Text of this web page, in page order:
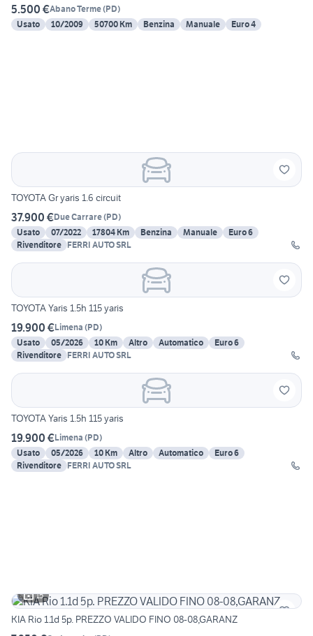
5.500 €Abano Terme(PD)
Usato
10/2009 50700 Km Benzina Manuale Euro 4
TOYOTA Gr yaris 1.6 circuit
37.900 €Due Carrare(PD)
Usato
07/2022 17804 Km Benzina Manuale
Euro 6
Rivenditore FERRI AUTO SRL
TOYOTA Yaris 1.5h 115 yaris
19.900 €Limena (PD)
Usato
05/2026 10 Km Altro Automatico
Euro 6
Rivenditore FERRI AUTO SRL
TOYOTA Yaris 1.5h 115 yaris
19.900 €Limena (PD)
Usato
05/2026 10 Km Altro Automatico
Euro 6
Rivenditore FERRI AUTO SRL
15
KIA Rio 1.1d 5p. PREZZO VALIDO FINO 08-08,GARANZ